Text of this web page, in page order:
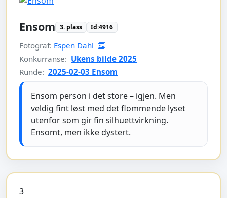
Ensom 3. plass Id:4916
Fotograf: Espen Dahl
Konkurranse: Ukens bilde 2025
Runde: 2025-02-03 Ensom
Ensom person i det store – igjen. Men
veldig fint løst med det flommende lyset
utenfor som gir fin silhuettvirkning.
Ensomt, men ikke dystert.
3